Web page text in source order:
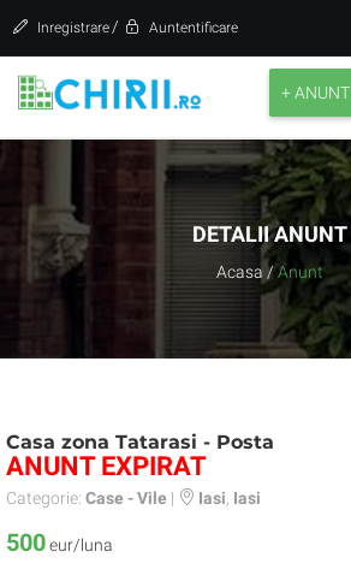
Inregistrare / Auntentificare
+ ANUNT
DETALII ANUNT
Acasa / Anunt
Casa zona Tatarasi - Posta
ANUNT EXPIRAT
Categorie: Case - Vile | Iasi Iasi
500eur/luna